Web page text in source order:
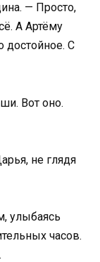
— Просто,
А Артёму
достойное. С
Вот оно.
не глядя
улыбаясь
часов.